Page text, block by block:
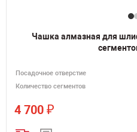
Чашка алмазная для
Посадочное отверстие
Количество сегментов
4 700 ₽